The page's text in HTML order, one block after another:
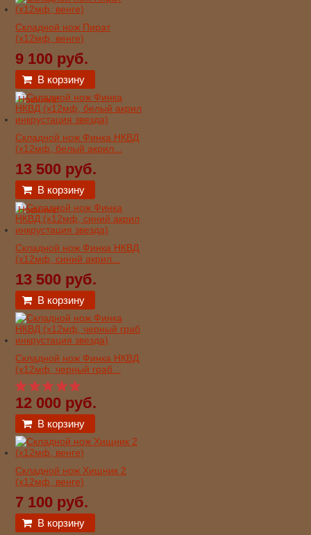
Складной нож Пират
(х12мф, венге)
9 100 руб.
В корзину
Новинка!
Складной нож Финка НКВД
(х12мф, белый акрил...
13 500 руб.
В корзину
Новинка!
Складной нож Финка НКВД
(х12мф, синий акрил...
13 500 руб.
В корзину
Складной нож Финка НКВД
(х12мф, черный граб...
12 000 руб.
В корзину
Складной нож Хищник 2
(х12мф, венге)
7 100 руб.
В корзину